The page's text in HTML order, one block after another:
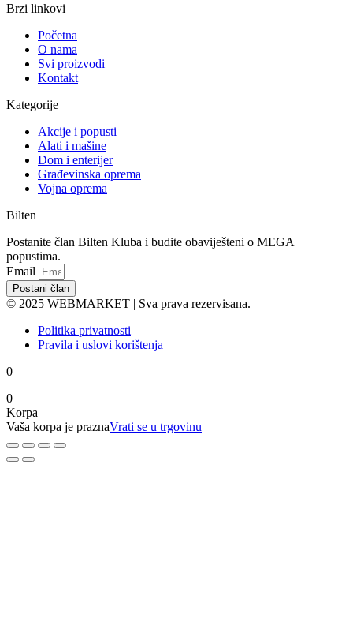
Brzi linkovi
Početna
O nama
Svi proizvodi
Kontakt
Kategorije
Akcije i popusti
Alati i mašine
Dom i enterijer
Građevinska oprema
Vojna oprema
Bilten
Postanite član Bilten Kluba i budite obaviješteni o MEGA
popustima.
Email
Postani član
© 2025 WEBMARKET | Sva prava rezervisana.
Politika privatnosti
Pravila i uslovi korištenja
0
0
Korpa
Vaša korpa je praznaVrati se u trgovinu